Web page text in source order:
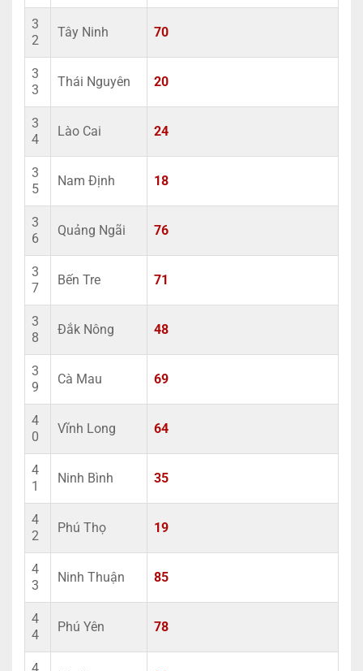
3
2
Tây Ninh 70
3
3
Thái Nguyên 20
3
4
Lào Cai 24
3
5
Nam Định 18
3
6
Quảng Ngãi 76
3
7
Bến Tre 71
3
8
Đắk Nông 48
3
9
Cà Mau 69
4
0
Vĩnh Long 64
4
1
Ninh Bình 35
4
2
Phú Thọ 19
4
3
Ninh Thuận 85
4
4
Phú Yên 78